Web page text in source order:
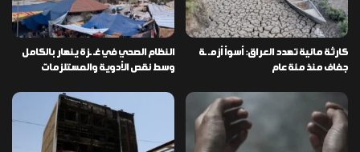
كارثة مائية تهدد العراق: أسوأ أزمـ ـة
جفاف منذ مئة عام
النظام الصحي في غـ ـزة ينهار بالكامل
وسط نقص الأدوية والمستلزمات